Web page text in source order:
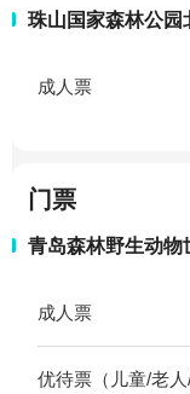
珠山国家森林公园
成人票
门票
青岛森林野生动物
成人票
优待票（儿童/老人